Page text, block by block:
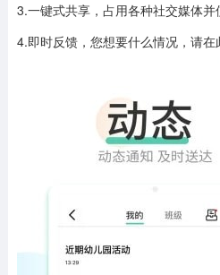
3.一键式共享，占用各种社交媒体并
4.即时反馈，您想要什么情况，请在